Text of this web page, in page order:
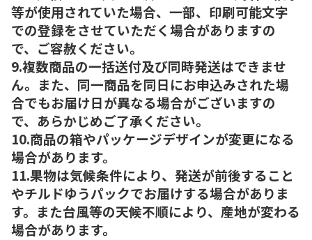
等が使用されていた場合、一部、印刷可能文字
での登録をさせていただく場合がありますの
で、ご容赦ください。
9.複数商品の一括送付及び同時発送はできませ
ん。また、同一商品を同日にお申込みされた場
合でもお届け日が異なる場合がございますの
で、あらかじめご了承ください。
10.商品の箱やパッケージデザインが変更になる
場合があります。
11.果物は気候条件により、発送が前後すること
やチルドゆうパックでお届けする場合がありま
す。また台風等の天候不順により、産地が変わる
場合があります。